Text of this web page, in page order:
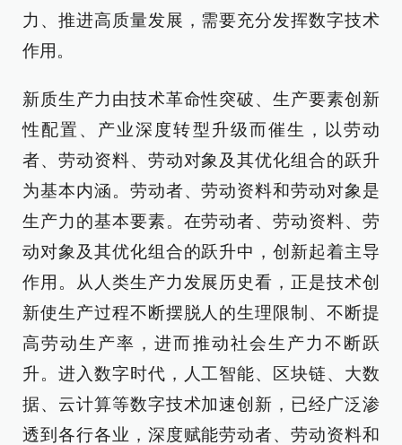
力、推进高质量发展，需要充分发挥数字技术
作用。
新质生产力由技术革命性突破、生产要素创新
性配置、产业深度转型升级而催生，以劳动
者、劳动资料、劳动对象及其优化组合的跃升
为基本内涵。劳动者、劳动资料和劳动对象是
生产力的基本要素。在劳动者、劳动资料、劳
动对象及其优化组合的跃升中，创新起着主导
作用。从人类生产力发展历史看，正是技术创
新使生产过程不断摆脱人的生理限制、不断提
高劳动生产率，进而推动社会生产力不断跃
升。进入数字时代，人工智能、区块链、大数
据、云计算等数字技术加速创新，已经广泛渗
透到各行各业，深度赋能劳动者、劳动资料和